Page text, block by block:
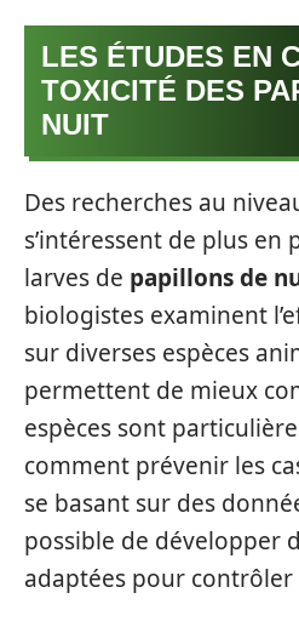
LES ÉTUDES EN
TOXICITÉ DES
NUIT
Des recherches au
s’intéressent de plus en
larves de papillons de
biologistes examinent
sur diverses espèces
permettent de mieux
espèces sont
comment prévenir les
se basant sur des
possible de développer
adaptées pour contrôler